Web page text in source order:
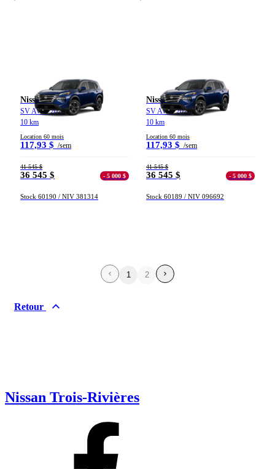
Nissan Rogue
SV AWD 2026
10 km
Location 60 mois
117,93 $ /sem
41 545 $
36 545 $ - 5 000 $
Stock 60190 / NIV 381314
Nissan Rogue
SV AWD 2026
10 km
Location 60 mois
117,93 $ /sem
41 545 $
36 545 $ - 5 000 $
Stock 60189 / NIV 096692
1 2
Retour
Nissan Trois-Rivières